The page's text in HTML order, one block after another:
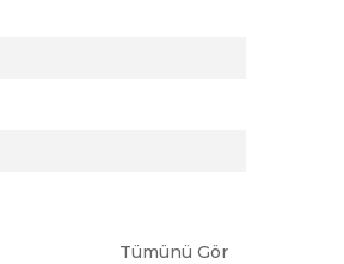
Tümünü Gör